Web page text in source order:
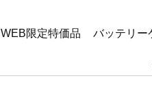
WEB限定特価品 バッテリー